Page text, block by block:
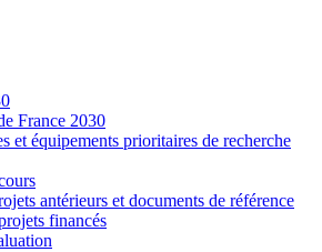
France 2030
et équipements prioritaires de recherche
antérieurs et documents de référence
financés